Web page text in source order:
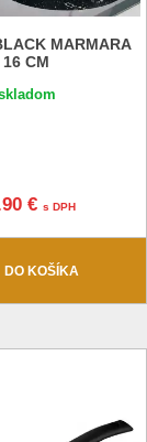
MARMARA
16 CM
€ s DPH
DO KOŠÍKA